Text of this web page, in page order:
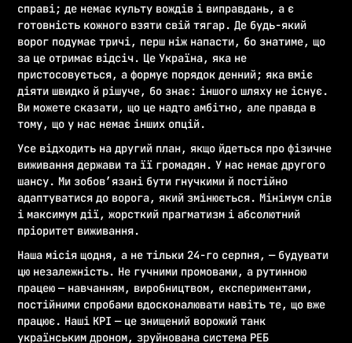
справі; де немає культу вождів і виправдань, а є
готовність кожного взяти свій тягар. Де будь-який
ворог подумає тричі, перш ніж напасти, бо знатиме, що
за це отримає відсіч. Це Україна, яка не
пристосовується, а формує порядок денний; яка вміє
діяти швидко й рішуче, бо знає: іншого шляху не існує.
Ви можете сказати, що це надто амбітно, але правда в
тому, що у нас немає інших опцій.
Усе відходить на другий план, якщо йдеться про фізичне
виживання держави та її громадян. У нас немає другого
шансу. Ми зобов’язані бути гнучкими й постійно
адаптуватися до ворога, який змінюється. Мінімум слів
і максимум дії, жорсткий прагматизм і абсолютний
пріоритет виживання.
Наша місія щодня, а не тільки 24-го серпня, — будувати
цю незалежність. Не гучними промовами, а рутинною
працею — навчанням, виробництвом, експериментами,
постійними спробами вдосконалювати навіть те, що вже
працює. Наші KPI — це знищений ворожий танк
українським дроном, зруйнована система РЕБ